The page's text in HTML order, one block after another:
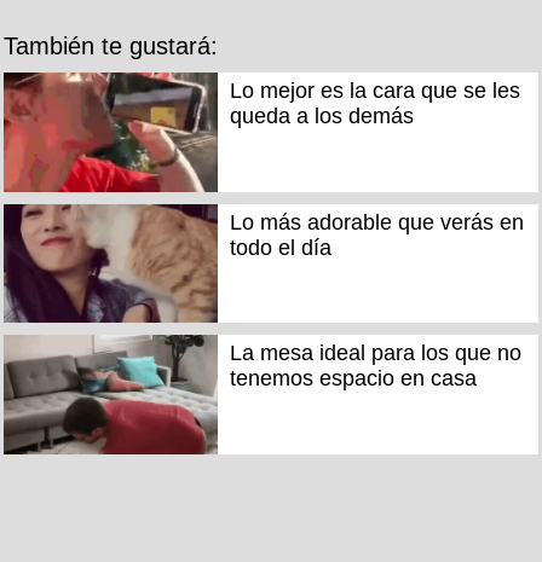
También te gustará:
Lo mejor es la cara que se les
queda a los demás
Lo más adorable que verás en
todo el día
La mesa ideal para los que no
tenemos espacio en casa